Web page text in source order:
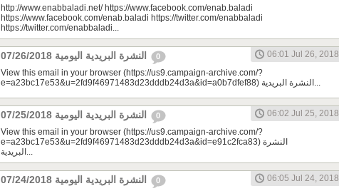
http://www.enabbaladi.net/ https://www.facebook.com/enab.baladi
https://www.facebook.com/enab.baladi https://twitter.com/enabbaladi
https://twitter.com/enabbaladi...
0
06:01 Jul 26, 2018
View this email in your browser (https://us9.campaign-archive.com/?
e=a23bc17e53&u=2fd9f46971483d23dddb24d3a&id=a0b7dfef88) النشرة البريدية...
0
06:02 Jul 25, 2018
View this email in your browser (https://us9.campaign-archive.com/?
e=a23bc17e53&u=2fd9f46971483d23dddb24d3a&id=e91c2fca83) النشرة
البريدية...
0
06:05 Jul 24, 2018